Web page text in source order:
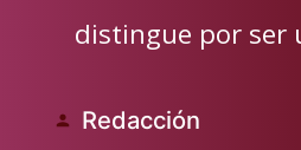
distingue por ser
Publicado
Redacción